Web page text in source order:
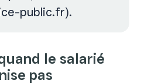
public.fr).
le salarié
pas